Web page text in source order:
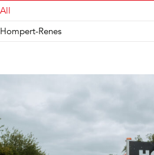
All
Hompert-Renes